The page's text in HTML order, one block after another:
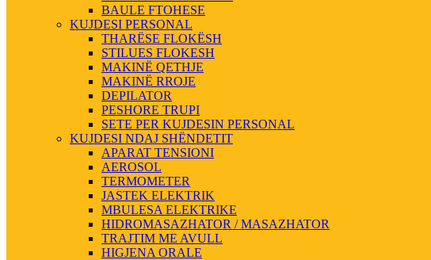
BAULE FTOHESE
KUJDESI PERSONAL
THARËSE FLOKËSH
STILUES FLOKESH
MAKINË QETHJE
MAKINË RROJE
DEPILATOR
PESHORE TRUPI
SETE PER KUJDESIN PERSONAL
KUJDESI NDAJ SHËNDETIT
APARAT TENSIONI
AEROSOL
TERMOMETER
JASTEK ELEKTRIK
MBULESA ELEKTRIKE
HIDROMASAZHATOR / MASAZHATOR
TRAJTIM ME AVULL
HIGJENA ORALE